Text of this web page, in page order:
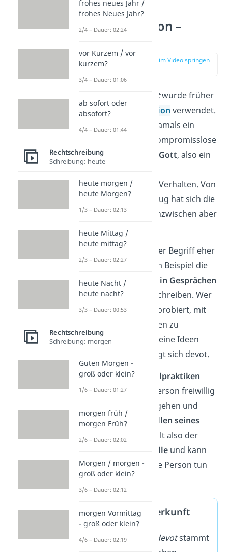
Devote Person –
zur Stelle im Video springen
devotwurde früher
im Bezug auf
Religion verwendet.
„Devot sein“ war damals ein
Ausdruck für die kompromisslose
Unterwerfung vor Gott, also ein
undehrfürchtiges
Verhalten. Von
dem religiösen Bezug hat sich die
devot Bedeutung inzwischen aber
ziemlich gelöst.
Heutzutage
wird der Begriff eher
verwendet, um zum Beispiel die
unterwürfige Rolle in Gesprächen
oderim Job
zu beschreiben. Wer
also gar nicht erst probiert, mit
eigenen Argumenten zu
überzeugen oder seine Ideen
durchzusetzen, zeigt sich devot.
In Bezug auf
Sexualpraktiken
lässt eine devote Person freiwillig
Dinge über sich ergehen und
ergibt sich dem
Willen seines
Partners . Hier erhält also der
Kontrolle und kann
bestimmen, was die Person tun
soll oder fühlt.
devot – Wortherkunft
Das Fremdwort devotstammt
frohes neues Jahr /
frohes Neues Jahr?
2/4 – Dauer: 02:24
vor Kurzem / vor
kurzem?
3/4 – Dauer: 01:06
ab sofort oder
absofort?
4/4 – Dauer: 01:44
Rechtschreibung
Schreibung: heute
heute morgen /
heute Morgen?
1/3 – Dauer: 02:13
heute Mittag /
heute mittag?
2/3 – Dauer: 02:27
heute Nacht /
heute nacht?
3/3 – Dauer: 00:53
Rechtschreibung
Schreibung: morgen
Guten Morgen -
groß oder klein?
1/6 – Dauer: 01:27
morgen früh /
morgen Früh?
2/6 – Dauer: 02:02
Morgen / morgen -
groß oder klein?
3/6 – Dauer: 02:12
morgen Vormittag
- groß oder klein?
4/6 – Dauer: 02:19